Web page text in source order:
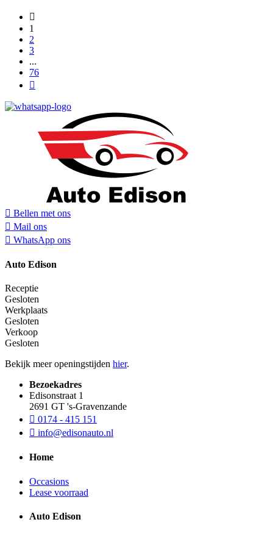
1
2
3
...
76
Bellen met ons
Mail ons
WhatsApp ons
Auto Edison
Receptie
Gesloten
Werkplaats
Gesloten
Verkoop
Gesloten
Bekijk meer openingstijden hier.
Bezoekadres
Edisonstraat 1
2691 GT 's-Gravenzande
0174 - 415 151
info@edisonauto.nl
Home
Occasions
Lease voorraad
Auto Edison